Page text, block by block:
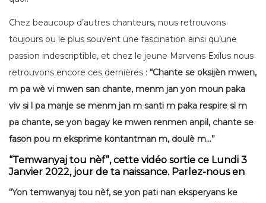
Chez beaucoup d’autres chanteurs, nous retrouvons
toujours ou le plus souvent une fascination ainsi qu’une
passion indescriptible, et chez le jeune Marvens Exilus nous
retrouvons encore ces dernières : “Chante se oksijèn mwen,
m pa wè vi mwen san chante, menm jan yon moun paka
viv si l pa manje se menm jan m santi m paka respire si m
pa chante, se yon bagay ke mwen renmen anpil, chante se
fason pou m eksprime kontantman m, doulè m…”
“Temwanyaj tou nèf”, cette vidéo sortie ce Lundi 3
Janvier 2022, jour de ta naissance. Parlez-nous en
“Yon temwanyaj tou nèf, se yon pati nan eksperyans ke